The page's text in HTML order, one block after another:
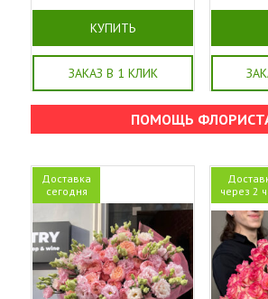
КУПИТЬ
ЗАКАЗ В 1 КЛИК
ПОМОЩЬ
Доставка
сегодня
через 2